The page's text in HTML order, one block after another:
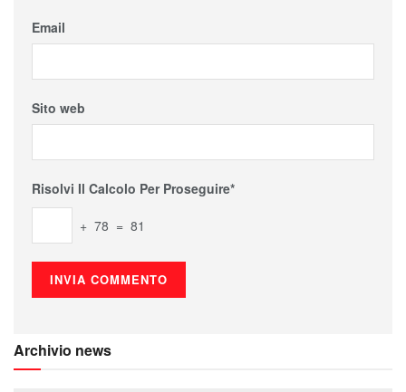
Email
Sito web
Risolvi Il Calcolo Per Proseguire*
+ 78 = 81
Archivio news